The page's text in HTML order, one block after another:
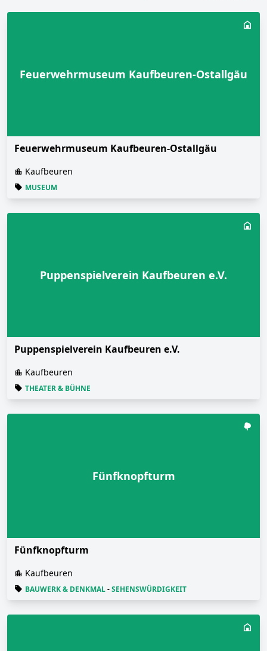
Feuerwehrmuseum Kaufbeuren-Ostallgäu
Feuerwehrmuseum Kaufbeuren-Ostallgäu
Kaufbeuren
MUSEUM
Puppenspielverein Kaufbeuren e.V.
Puppenspielverein Kaufbeuren e.V.
Kaufbeuren
THEATER & BÜHNE
Fünfknopfturm
Fünfknopfturm
Kaufbeuren
BAUWERK & DENKMAL-SEHENSWÜRDIGKEIT